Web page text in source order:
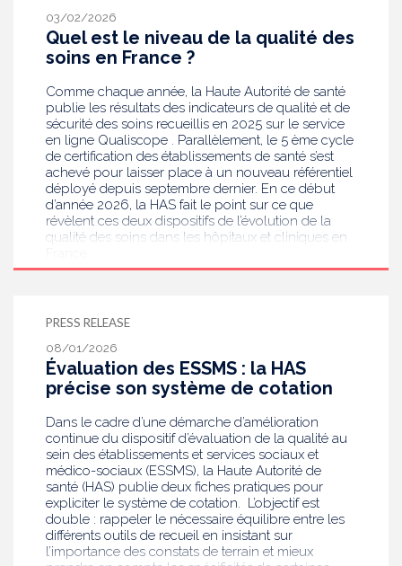
03/02/2026
Quel est le niveau de la qualité des
soins en France ?
Comme chaque année, la Haute Autorité de santé
publie les résultats des indicateurs de qualité et de
sécurité des soins recueillis en 2025 sur le service
en ligne Qualiscope . Parallèlement, le 5 ème cycle
de certification des établissements de santé s’est
achevé pour laisser place à un nouveau référentiel
déployé depuis septembre dernier. En ce début
d’année 2026, la HAS fait le point sur ce que
révèlent ces deux dispositifs de l’évolution de la
qualité des soins dans les hôpitaux et cliniques en
PRESS RELEASE
08/01/2026
Évaluation des ESSMS : la HAS
précise son système de cotation
Dans le cadre d’une démarche d’amélioration
continue du dispositif d’évaluation de la qualité au
sein des établissements et services sociaux et
médico-sociaux (ESSMS), la Haute Autorité de
santé (HAS) publie deux fiches pratiques pour
expliciter le système de cotation. L’objectif est
double : rappeler le nécessaire équilibre entre les
différents outils de recueil en insistant sur
l’importance des constats de terrain et mieux